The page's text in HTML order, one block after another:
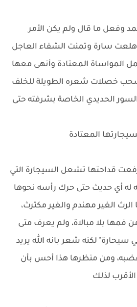
وفعل ما قال ولم يكن الأمر
سارة وتمنت الشفاء العاجل
المواساة المعتادة وأنهى معها
خصلات شعره الطويلة للخلف
الحديدي الخاصة بشرفته حتى
المعتادة
قداحتها تشعل السيجارة التي
له أي حديث حتى حرك رأسه نحوها
الغير مهندم والغير مكترث،
فمها بلا مبالاة، ولم يعرف متى
سيحارة" لكنه شعر بانه الله يريد
ومن منظرها هذا أحس بأن
لذلك